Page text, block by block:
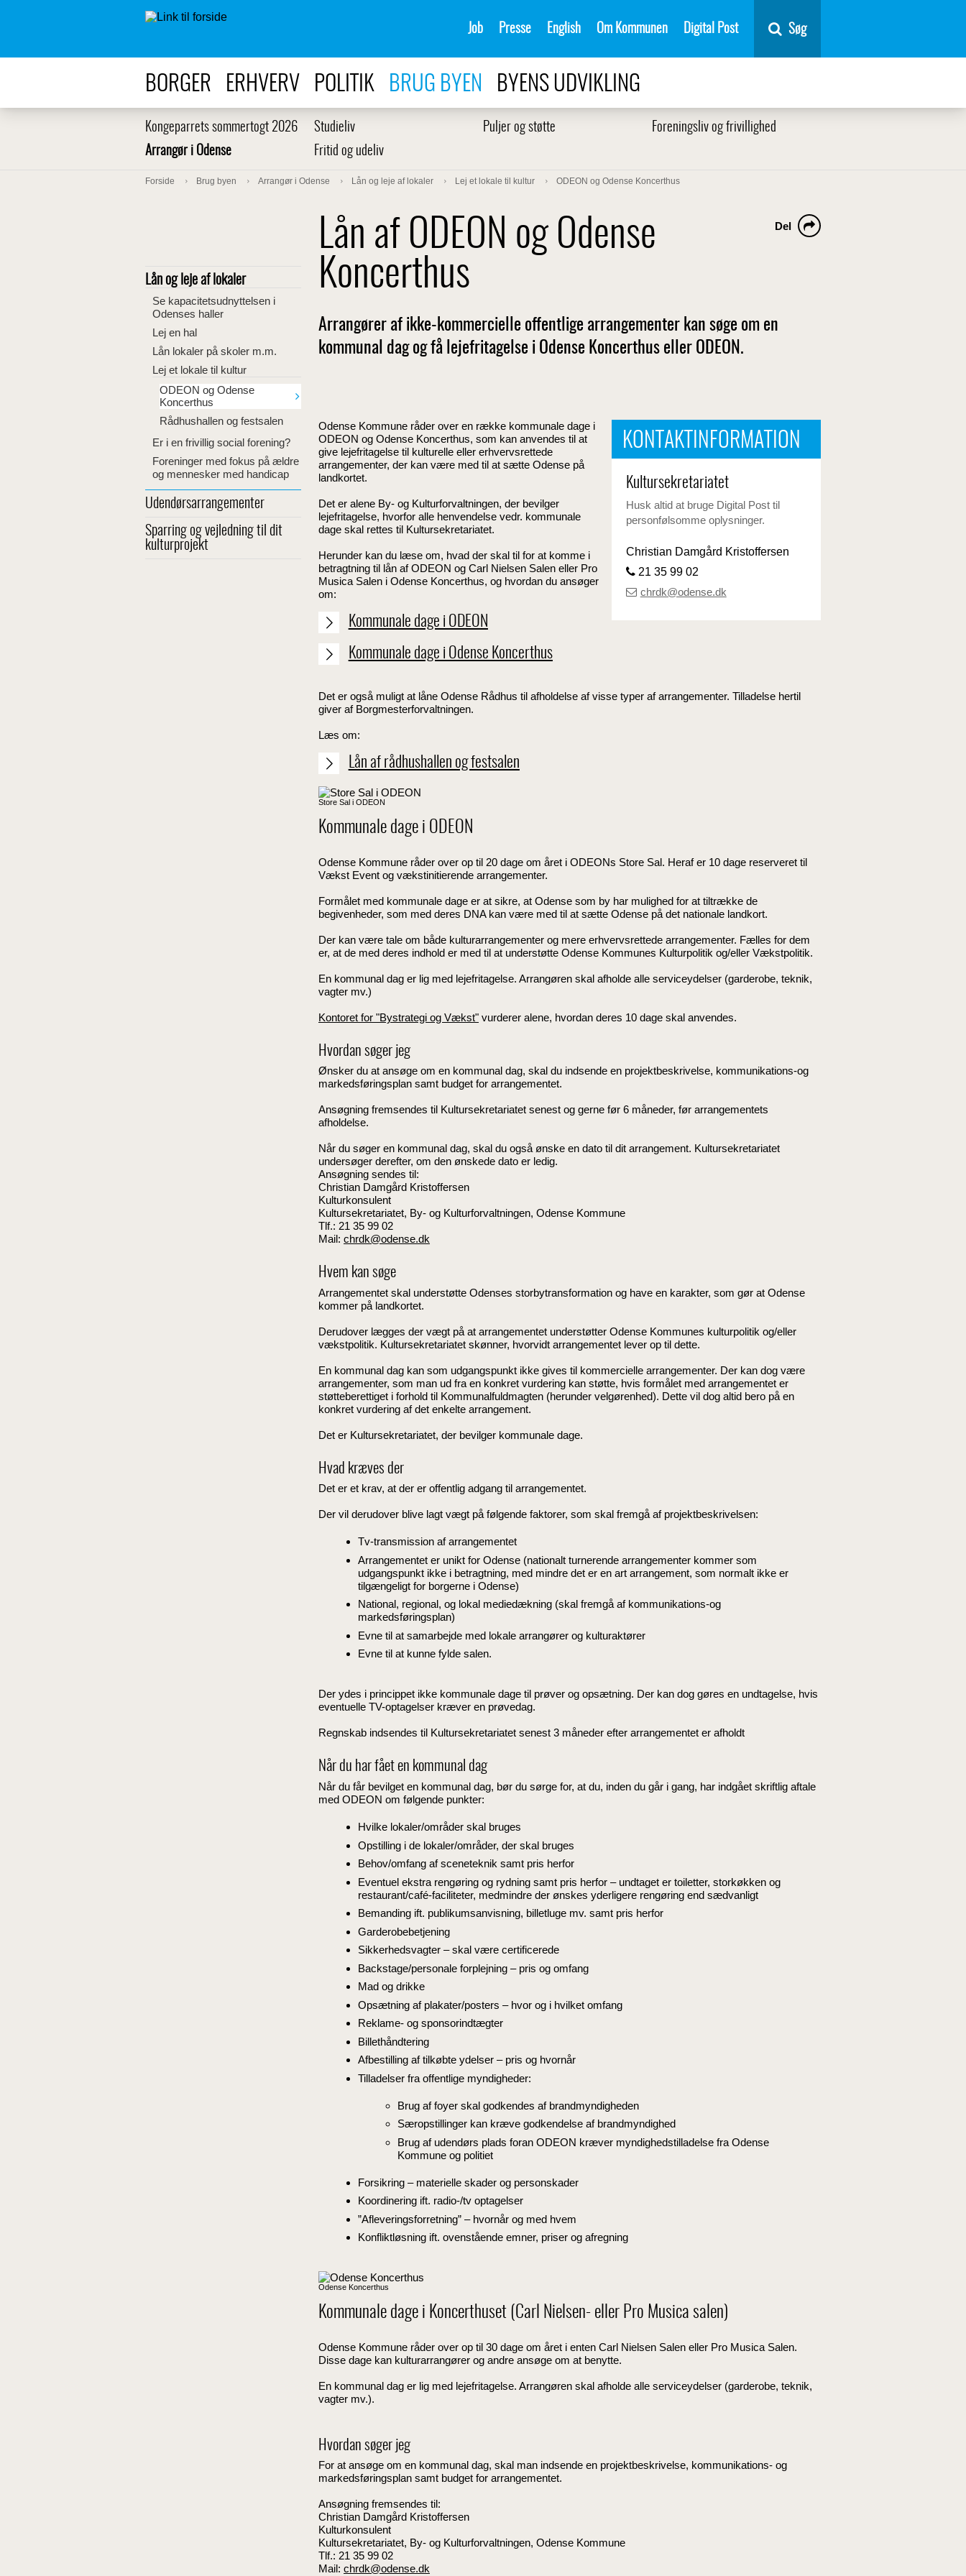
Job Presse English Om Kommunen Digital Post Søg
BORGER ERHVERV POLITIK BRUG BYEN BYENS UDVIKLING
Kongeparrets sommertogt 2026 Studieliv Puljer og støtte
Foreningsliv og frivillighed
Arrangør i Odense
Fritid og udeliv
Forside Brug byen Arrangør i Odense Lån og leje af lokaler Lej et lokale til kultur ODEON og Odense Koncerthus
Lån og leje af lokaler
Se kapacitetsudnyttelsen i
Odenses haller
Lej en hal
Lån lokaler på skoler m.m.
Lej et lokale til kultur
ODEON og Odense
Koncerthus
Rådhushallen og festsalen
Er i en frivillig social forening?
Foreninger med fokus på ældre
og mennesker med handicap
Udendørsarrangementer
Sparring og vejledning til dit
kulturprojekt
Lån af ODEON og Odense
Koncerthus
Del
Arrangører af ikke-kommercielle offentlige arrangementer kan søge om en
kommunal dag og få lejefritagelse i Odense Koncerthus eller ODEON.
KONTAKTINFORMATION
Kultursekretariatet
Husk altid at bruge Digital Post til
personfølsomme oplysninger.
Christian Damgård Kristoffersen
21 35 99 02
chrdk@odense.dk
Odense Kommune råder over en række kommunale dage i
ODEON og Odense Koncerthus, som kan anvendes til at
give lejefritagelse til kulturelle eller erhvervsrettede
arrangementer, der kan være med til at sætte Odense på
landkortet.
Det er alene By- og Kulturforvaltningen, der bevilger
lejefritagelse, hvorfor alle henvendelse vedr. kommunale
dage skal rettes til Kultursekretariatet.
Herunder kan du læse om, hvad der skal til for at komme i
betragtning til lån af ODEON og Carl Nielsen Salen eller Pro
Musica Salen i Odense Koncerthus, og hvordan du ansøger
om:
Kommunale dage i ODEON
Kommunale dage i Odense Koncerthus
Det er også muligt at låne Odense Rådhus til afholdelse af visse typer af arrangementer. Tilladelse hertil
giver af Borgmesterforvaltningen.
Læs om:
Lån af rådhushallen og festsalen
Store Sal i ODEON
Kommunale dage i ODEON
Odense Kommune råder over op til 20 dage om året i ODEONs Store Sal. Heraf er 10 dage reserveret til
Vækst Event og vækstinitierende arrangementer.
Formålet med kommunale dage er at sikre, at Odense som by har mulighed for at tiltrække de
begivenheder, som med deres DNA kan være med til at sætte Odense på det nationale landkort.
Der kan være tale om både kulturarrangementer og mere erhvervsrettede arrangementer. Fælles for dem
er, at de med deres indhold er med til at understøtte Odense Kommunes Kulturpolitik og/eller Vækstpolitik.
En kommunal dag er lig med lejefritagelse. Arrangøren skal afholde alle serviceydelser (garderobe, teknik,
vagter mv.)
Kontoret for "Bystrategi og Vækst" vurderer alene, hvordan deres 10 dage skal anvendes.
Hvordan søger jeg
Ønsker du at ansøge om en kommunal dag, skal du indsende en projektbeskrivelse, kommunikations-og
markedsføringsplan samt budget for arrangementet.
Ansøgning fremsendes til Kultursekretariatet senest og gerne før 6 måneder, før arrangementets
afholdelse.
Når du søger en kommunal dag, skal du også ønske en dato til dit arrangement. Kultursekretariatet
undersøger derefter, om den ønskede dato er ledig.
Ansøgning sendes til:
Christian Damgård Kristoffersen
Kulturkonsulent
Kultursekretariatet, By- og Kulturforvaltningen, Odense Kommune
Tlf.: 21 35 99 02
Mail: chrdk@odense.dk
Hvem kan søge
Arrangementet skal understøtte Odenses storbytransformation og have en karakter, som gør at Odense
kommer på landkortet.
Derudover lægges der vægt på at arrangementet understøtter Odense Kommunes kulturpolitik og/eller
vækstpolitik. Kultursekretariatet skønner, hvorvidt arrangementet lever op til dette.
En kommunal dag kan som udgangspunkt ikke gives til kommercielle arrangementer. Der kan dog være
arrangementer, som man ud fra en konkret vurdering kan støtte, hvis formålet med arrangementet er
støtteberettiget i forhold til Kommunalfuldmagten (herunder velgørenhed). Dette vil dog altid bero på en
konkret vurdering af det enkelte arrangement.
Det er Kultursekretariatet, der bevilger kommunale dage.
Hvad kræves der
Det er et krav, at der er offentlig adgang til arrangementet.
Der vil derudover blive lagt vægt på følgende faktorer, som skal fremgå af projektbeskrivelsen:
Tv-transmission af arrangementet
Arrangementet er unikt for Odense (nationalt turnerende arrangementer kommer som
udgangspunkt ikke i betragtning, med mindre det er en art arrangement, som normalt ikke er
tilgængeligt for borgerne i Odense)
National, regional, og lokal mediedækning (skal fremgå af kommunikations-og
markedsføringsplan)
Evne til at samarbejde med lokale arrangører og kulturaktører
Evne til at kunne fylde salen.
Der ydes i princippet ikke kommunale dage til prøver og opsætning. Der kan dog gøres en undtagelse, hvis
eventuelle TV-optagelser kræver en prøvedag.
Regnskab indsendes til Kultursekretariatet senest 3 måneder efter arrangementet er afholdt
Når du har fået en kommunal dag
Når du får bevilget en kommunal dag, bør du sørge for, at du, inden du går i gang, har indgået skriftlig aftale
med ODEON om følgende punkter:
Hvilke lokaler/områder skal bruges
Opstilling i de lokaler/områder, der skal bruges
Behov/omfang af sceneteknik samt pris herfor
Eventuel ekstra rengøring og rydning samt pris herfor – undtaget er toiletter, storkøkken og
restaurant/café-faciliteter, medmindre der ønskes yderligere rengøring end sædvanligt
Bemanding ift. publikumsanvisning, billetluge mv. samt pris herfor
Garderobebetjening
Sikkerhedsvagter – skal være certificerede
Backstage/personale forplejning – pris og omfang
Mad og drikke
Opsætning af plakater/posters – hvor og i hvilket omfang
Reklame- og sponsorindtægter
Billethåndtering
Afbestilling af tilkøbte ydelser – pris og hvornår
Tilladelser fra offentlige myndigheder:
Brug af foyer skal godkendes af brandmyndigheden
Særopstillinger kan kræve godkendelse af brandmyndighed
Brug af udendørs plads foran ODEON kræver myndighedstilladelse fra Odense
Kommune og politiet
Forsikring – materielle skader og personskader
Koordinering ift. radio-/tv optagelser
”Afleveringsforretning” – hvornår og med hvem
Konfliktløsning ift. ovenstående emner, priser og afregning
Odense Koncerthus
Kommunale dage i Koncerthuset (Carl Nielsen- eller Pro Musica salen)
Odense Kommune råder over op til 30 dage om året i enten Carl Nielsen Salen eller Pro Musica Salen.
Disse dage kan kulturarrangører og andre ansøge om at benytte.
En kommunal dag er lig med lejefritagelse. Arrangøren skal afholde alle serviceydelser (garderobe, teknik,
vagter mv.).
Hvordan søger jeg
For at ansøge om en kommunal dag, skal man indsende en projektbeskrivelse, kommunikations- og
markedsføringsplan samt budget for arrangementet.
Ansøgning fremsendes til:
Christian Damgård Kristoffersen
Kulturkonsulent
Kultursekretariatet, By- og Kulturforvaltningen, Odense Kommune
Tlf.: 21 35 99 02
Mail: chrdk@odense.dk